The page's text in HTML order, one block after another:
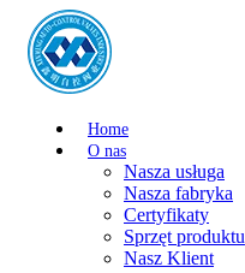
Home
O nas
Nasza usługa
Nasza fabryka
Certyfikaty
Sprzęt produktu
Nasz Klient